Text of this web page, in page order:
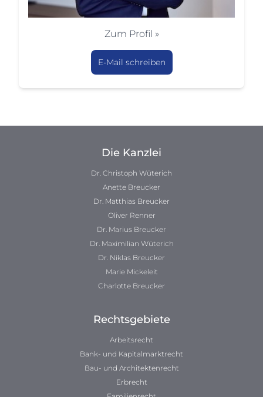
Zum Profil »
E-Mail schreiben
Die Kanzlei
Dr. Christoph Wüterich
Anette Breucker
Dr. Matthias Breucker
Oliver Renner
Dr. Marius Breucker
Dr. Maximilian Wüterich
Dr. Niklas Breucker
Marie Mickeleit
Charlotte Breucker
Rechtsgebiete
Arbeitsrecht
Bank- und Kapitalmarktrecht
Bau- und Architektenrecht
Erbrecht